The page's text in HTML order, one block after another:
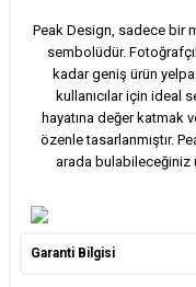
Peak Design, sadece bir
sembolüdür.
kadar geniş ürün
kullanıcılar için ideal
hayatına değer katmak
özenle tasarlanmıştır.
arada bulabileceğiniz
Garanti Bilgisi